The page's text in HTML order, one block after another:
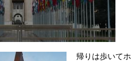
帰りは歩いてホ